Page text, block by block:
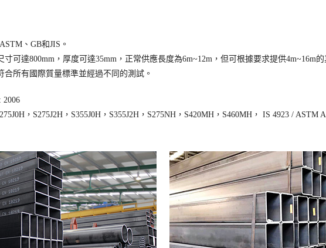
、GB和JIS。
可達800mm，厚度可達35mm，正常供應長度為6m~12m，但可根據要求提供4m~16m
所有國際質量標準並經過不同的測試。
2006
，S275J2H，S355J0H，S355J2H，S275NH，S420MH，S460MH， IS 4923 / ASTM